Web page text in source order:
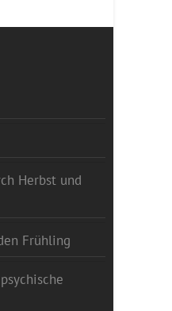
Herbst und
Frühling